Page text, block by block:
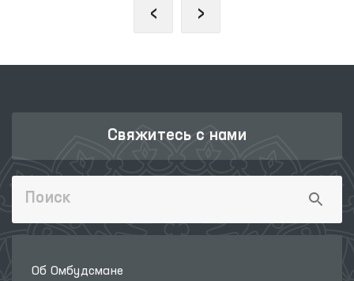
‹ ›
Свяжитесь с нами
Об Омбудсмане